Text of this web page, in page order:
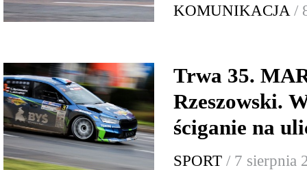
KOMUNIKACJA /
Trwa 35.
Rzeszowski.
ściganie na
SPORT / 7 sierpnia